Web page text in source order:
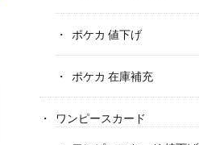
ポケカ 値下げ
ポケカ 在庫補充
ワンピースカード